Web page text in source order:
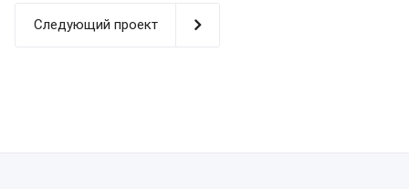
Следующий проект